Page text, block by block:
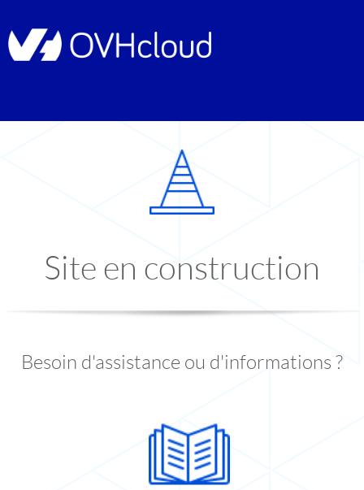
Site en construction
Besoin d'assistance ou d'informations ?